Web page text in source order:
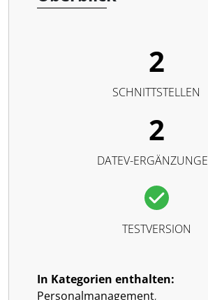
2
SCHNITTSTELLEN
2
DATEV-
TESTVERSION
In Kategorien enthalten:
Personalmanagement,